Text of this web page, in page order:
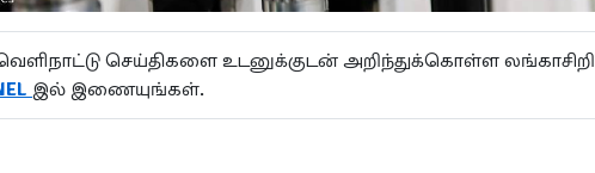
செய்திகளை உடனுக்குடன் அறிந்துக்கொள்ள லங்காசிறி
இல் இணையுங்கள்.